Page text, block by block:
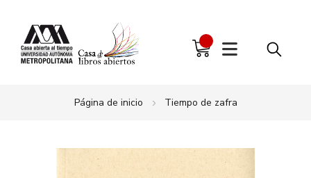
Página de inicio Tiempo de zafra